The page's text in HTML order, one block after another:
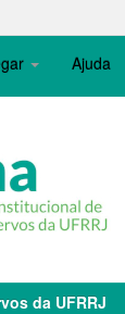
Ajuda
da UFRRJ